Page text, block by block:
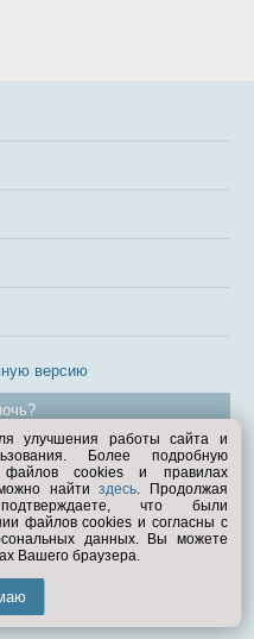
версию
улучшения работы сайта и
Более подробную
cookies и правилах
найтиздесь. Продолжая
что были
файлов cookies и согласны с
данных. Вы можете
Вашего браузера.